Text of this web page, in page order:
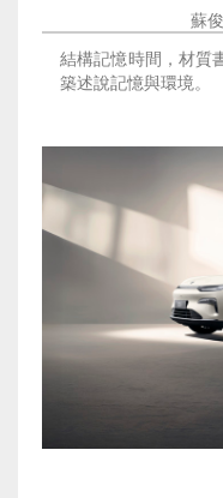
蘇
結構記憶時間，材質
築述說記憶與環境。